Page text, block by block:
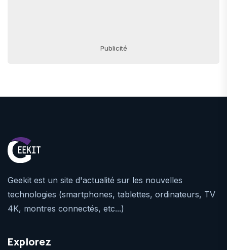
Publicité
Geekit est un site d'actualité sur les nouvelles
technologies (smartphones, tablettes, ordinateurs, TV
4K, montres connectés, etc...)
Explorez